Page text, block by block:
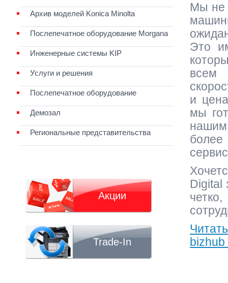
Мы не
Это
и
мы
Digital
Архив моделей Konica Minolta
Послепечатное оборудование Morgana
Инженерные системы KIP
Услуги и решения
Послепечатное оборудование
Демозал
Региональные представительства
Акции
Trade-In